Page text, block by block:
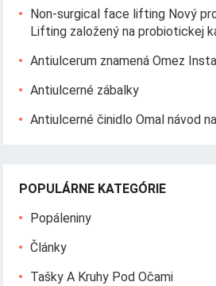
Non-surgical face lifting Nový
Lifting založený na probiotickej
Antiulcerum znamená Omez
Antiulcerné zábalky
Antiulcerné činidlo Omal návod
POPULÁRNE KATEGÓRIE
Popáleniny
Články
Tašky A Kruhy Pod Očami